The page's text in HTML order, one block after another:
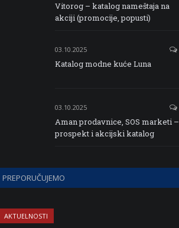
Vitorog – katalog nameštaja na
akciji (promocije, popusti)
03.10.2025
Katalog modne kuće Luna
03.10.2025
Aman prodavnice, SOS marketi –
prospekt i akcijski katalog
PREPORUČUJEMO
AKTUELNOSTI